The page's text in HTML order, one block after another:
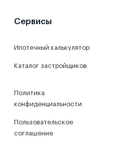
Сервисы
Ипотечный калькулятор
Каталог застройщиков
Политика
конфиденциальности
Пользовательское
соглашение